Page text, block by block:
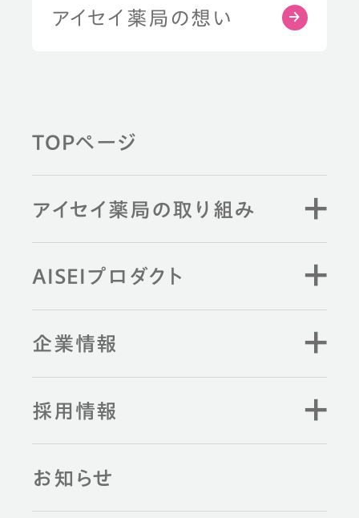
部位から探す
アイセイ薬局の想い
TOPページ
アイセイ薬局の取り組み
AISEIプロダクト
企業情報
採用情報
お知らせ